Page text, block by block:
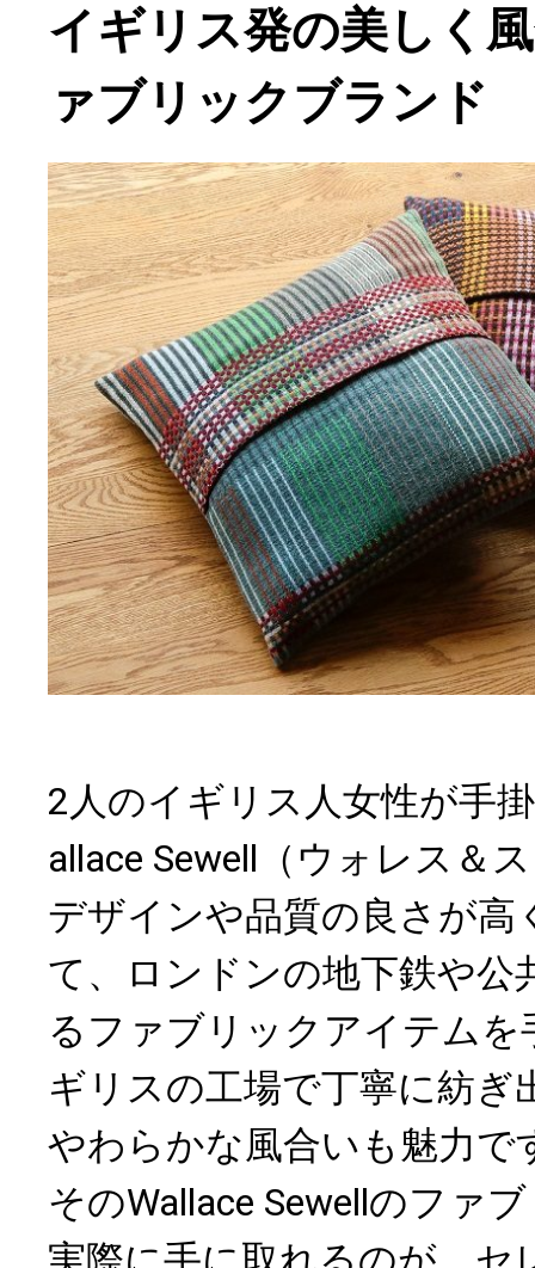
イギリス発の美しく
ァブリックブランド
2人のイギリス人女性が手
allace Sewell（ウォレス＆
デザインや品質の良さが高
て、ロンドンの地下鉄や公
るファブリックアイテム
ギリスの工場で丁寧に紡ぎ
やわらかな風合いも魅力で
そのWallace Sewellのファ